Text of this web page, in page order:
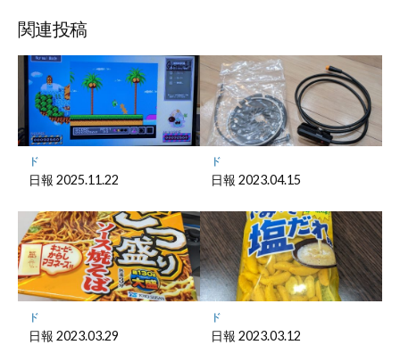
ア
マ
ー
ク
に
保
関連投稿
ド
日報 2025.11.22
ド
日報 2023.04.15
ド
日報 2023.03.29
ド
日報 2023.03.12